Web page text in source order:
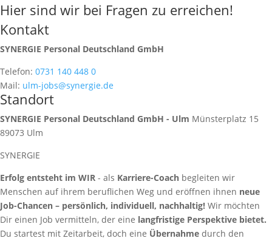
Hier sind wir bei Fragen zu erreichen!
Kontakt
SYNERGIE Personal Deutschland GmbH
Telefon: 0731 140 448 0
Mail: ulm-jobs@synergie.de
Standort
SYNERGIE Personal Deutschland GmbH - Ulm Münsterplatz 15
89073 Ulm
SYNERGIE
Erfolg entsteht im WIR - als Karriere-Coach begleiten wir
Menschen auf ihrem beruflichen Weg und eröffnen ihnen neue
Job-Chancen – persönlich, individuell, nachhaltig! Wir möchten
Dir einen Job vermitteln, der eine langfristige Perspektive bietet.
Du startest mit Zeitarbeit, doch eine Übernahme durch den